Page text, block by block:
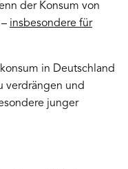
der Konsum von
insbesondere für
in Deutschland
verdrängen und
junger